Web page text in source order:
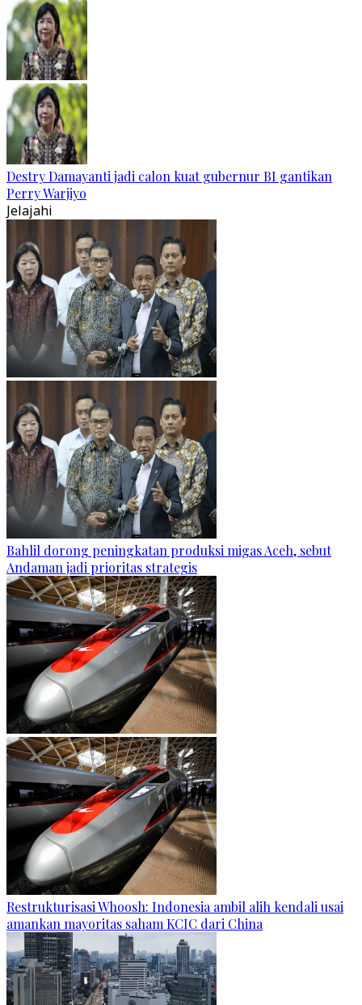
Destry Damayanti jadi calon kuat gubernur BI gantikan
Perry Warjiyo
Jelajahi
Bahlil dorong peningkatan produksi migas Aceh, sebut
Andaman jadi prioritas strategis
Restrukturisasi Whoosh: Indonesia ambil alih kendali usai
amankan mayoritas saham KCIC dari China